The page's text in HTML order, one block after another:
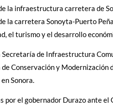
la infraestructura carretera de
la carretera Sonoyta-Puerto
el turismo y el desarrollo
de Infraestructura
Conservación y
Sonora.
por el gobernador Durazo ante